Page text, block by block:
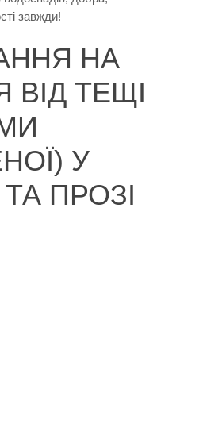
завжди!
НА
ВІД ТЕЩІ
У
ПРОЗІ